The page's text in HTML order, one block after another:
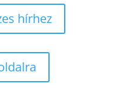
hírhez